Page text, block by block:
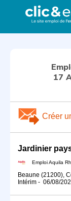
17
Créer
Jardinier
Emploi Aquila Rh
Beaune (21200),
Intérim - 06/08/